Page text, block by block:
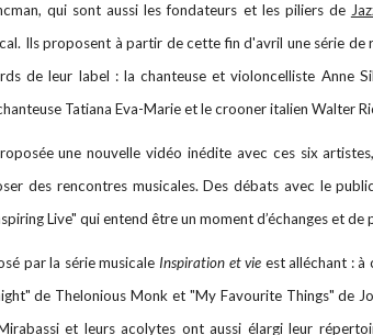
qui sont aussi les fondateurs et les piliers de
Ils proposent à partir de cette fin d'avril une série de
de leur label : la chanteuse et violoncelliste Anne
Tatiana Eva-Marie et le crooner italien Walter
une nouvelle vidéo inédite avec ces six
des rencontres musicales.Des débats avec le
Live" qui entend être un moment d’échanges et de
par la série musicale Inspiration et vie est alléchant : à
de Thelonious Monk et "My Favourite Things" de
et leurs acolytes ont aussi élargi leur